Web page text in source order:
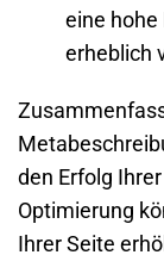
eine hohe
erheblich
den Erfolg Ihrer
Optimierung
Ihrer Seite